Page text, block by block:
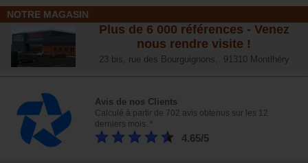
NOTRE MAGASIN
Plus de 6 000 références - Venez
nous rendre visite !
23 bis, rue des Bourguignons, 91310 Montlhéry
Avis de nos Clients
Calculé à partir de 702 avis obtenus sur les 12
derniers mois. *
4.65/5